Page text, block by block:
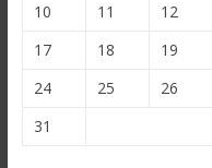
10
11 12
17
18 19
24
25 26
31